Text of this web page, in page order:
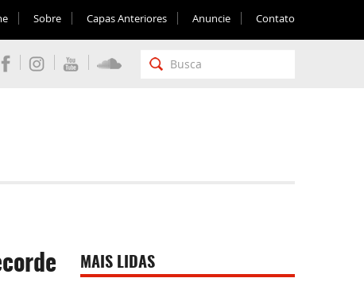
Sobre Capas Anteriores Anuncie Contato
MAIS LIDAS